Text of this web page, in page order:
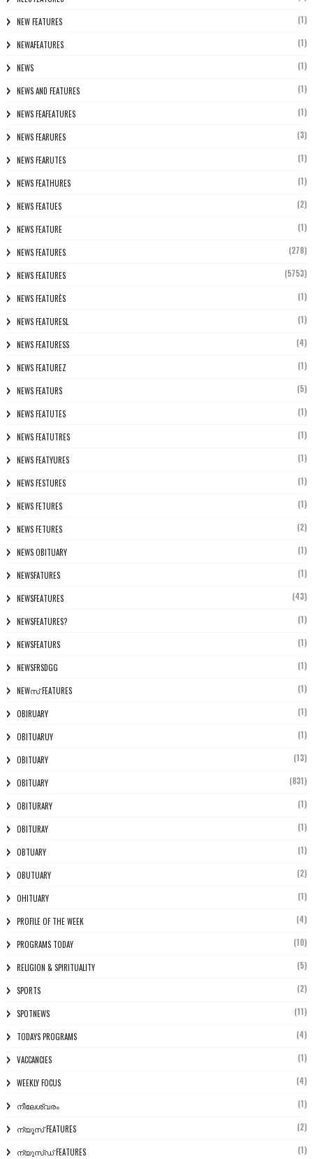
NEW FEATURES (1)
NEWAFEATURES (1)
NEWS (1)
NEWS AND FEATURES (1)
NEWS FEAFEATURES (1)
NEWS FEARURES (3)
NEWS FEARUTES (1)
NEWS FEATHURES (1)
NEWS FEATUES (2)
NEWS FEATURE (1)
NEWS FEATURES (278)
NEWS FEATURES (5753)
NEWS FEATURÈS (1)
NEWS FEATURESL (1)
NEWS FEATURESS (4)
NEWS FEATUREZ (1)
NEWS FEATURS (5)
NEWS FEATUTES (1)
NEWS FEATUTRES (1)
NEWS FEATYURES (1)
NEWS FESTURES (1)
NEWS FETURES (1)
NEWS FETURES (2)
NEWS OBITUARY (1)
NEWSFATURES (1)
NEWSFEATURES (43)
NEWSFEATURES? (1)
NEWSFEATURS (1)
NEWSFRSDGG (1)
NEWസ് FEATURES (1)
OBIRUARY (1)
OBITUARUY (1)
OBITUARY (13)
OBITUARY (831)
OBITURARY (1)
OBITURAY (1)
OBTUARY (1)
OBUTUARY (2)
OHITUARY (1)
PROFILE OF THE WEEK (4)
PROGRAMS TODAY (10)
RELIGION & SPIRITUALITY (5)
SPORTS (2)
SPOTNEWS (11)
TODAYS PROGRAMS (4)
VACCANCIES (1)
WEEKLY FOCUS (4)
നീലേശ്വരം (1)
ന്യൂസ് FEATURES (2)
ന്യൂസ്ഡ് FEATURES (1)